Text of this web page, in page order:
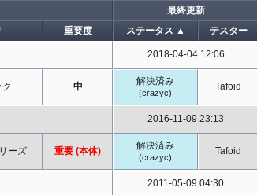
最終更新
重要度 ステータス ▲ テスター
2018-04-04 12:06
中 解決済み
(crazyc)
Tafoid
2016-11-09 23:13
ーズ 重要 (本体) 解決済み
(crazyc)
Tafoid
2011-05-09 04:30